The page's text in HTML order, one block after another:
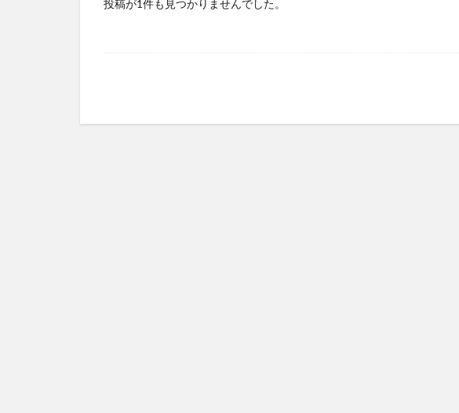
投稿が1件も見つかりませんでした。